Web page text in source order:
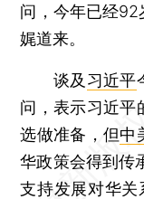
问，今年已经92
娓道来。
谈及 习近平
问，表示习近平
选做准备，但中
华政策会得到传
支持发展对华关